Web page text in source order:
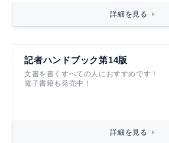
詳細を見る
記者ハンドブック第14版
文書を書くすべての人におすすめです！
電子書籍も発売中！
詳細を見る